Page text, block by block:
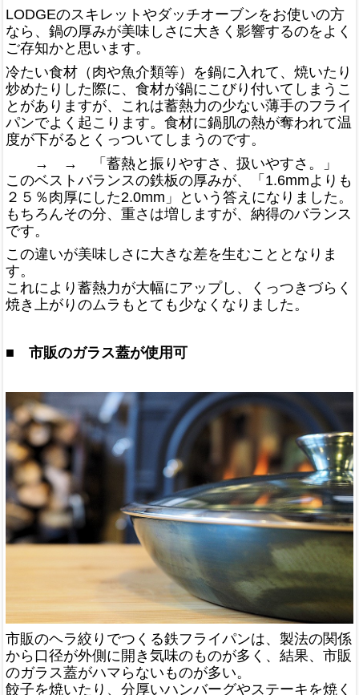
LODGEのスキレットやダッチオーブンをお使いの方
なら、鍋の厚みが美味しさに大きく影響するのをよく
ご存知かと思います。
冷たい食材（肉や魚介類等）を鍋に入れて、焼いたり
炒めたりした際に、食材が鍋にこびり付いてしまうこ
とがありますが、これは蓄熱力の少ない薄手のフライ
パンでよく起こります。食材に鍋肌の熱が奪われて温
度が下がるとくっついてしまうのです。
→ → 「蓄熱と振りやすさ、扱いやすさ。」
このベストバランスの鉄板の厚みが、「1.6mmよりも
２５％肉厚にした2.0mm」という答えになりました。
もちろんその分、重さは増しますが、納得のバランス
です。
この違いが美味しさに大きな差を生むこととなりま
す。
これにより蓄熱力が大幅にアップし、くっつきづらく
焼き上がりのムラもとても少なくなりました。
■ 市販のガラス蓋が使用可
市販のヘラ絞りでつくる鉄フライパンは、製法の関係
から口径が外側に開き気味のものが多く、結果、市販
のガラス蓋がハマらないものが多い。
餃子を焼いたり、分厚いハンバーグやステーキを焼く